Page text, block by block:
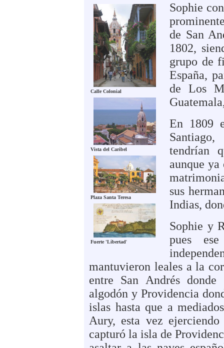
Calle Colonial
Vista del Caribel
Plaza Santa Teresa
Fuerte 'Libertad'
Sophie
de San
1802,
grupo de
España,
de Los
En 1809
tendrían
aunque
sus
Indias,
Sophie y
pues
mantuvieron leales a la
entre San Andrés
algodón y Providencia
islas hasta que a
Aury, esta vez
capturó la isla de